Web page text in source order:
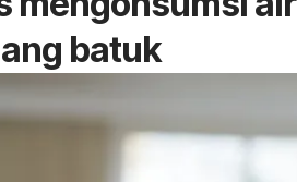
batuk